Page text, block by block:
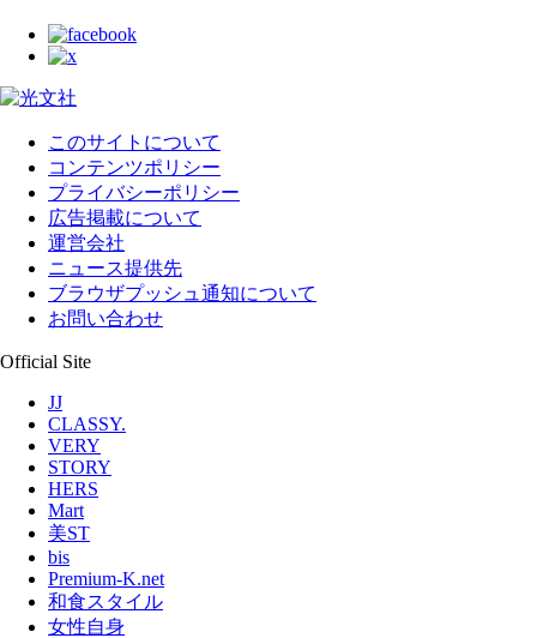
このサイトについて
コンテンツポリシー
プライバシーポリシー
広告掲載について
運営会社
ニュース提供先
ブラウザプッシュ通知について
お問い合わせ
Official Site
JJ
CLASSY.
VERY
STORY
HERS
Mart
美ST
bis
Premium-K.net
和食スタイル
女性自身